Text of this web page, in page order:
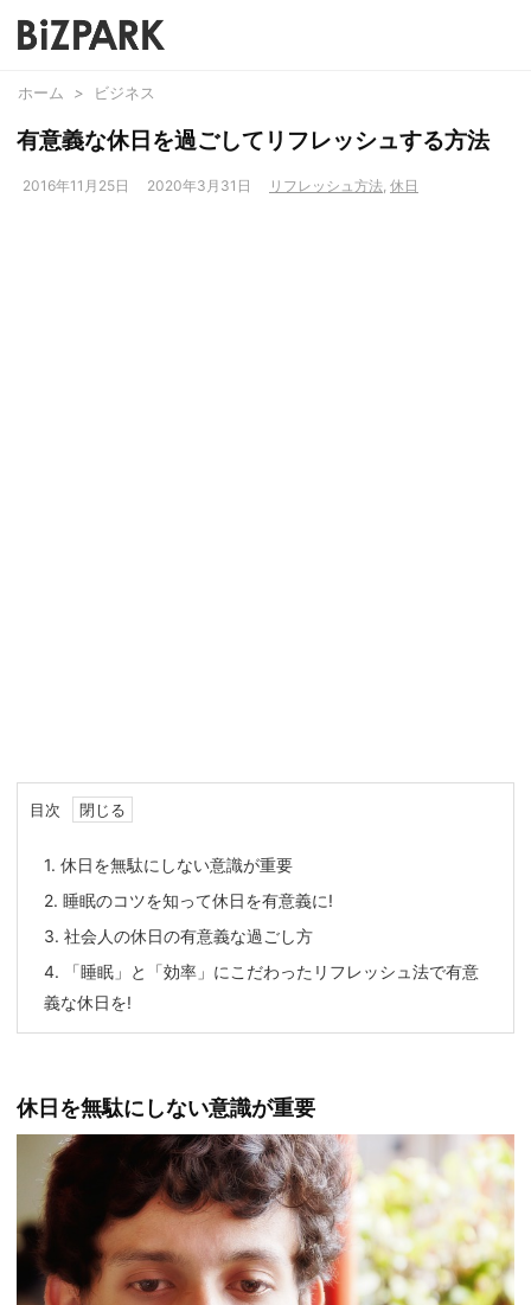
ホーム > ビジネス
有意義な休日を過ごしてリフレッシュする方法
2016年11月25日 2020年3月31日 リフレッシュ方法, 休日
目次
1. 休日を無駄にしない意識が重要
2. 睡眠のコツを知って休日を有意義に!
3. 社会人の休日の有意義な過ごし方
4. 「睡眠」と「効率」にこだわったリフレッシュ法で有意
義な休日を!
休日を無駄にしない意識が重要